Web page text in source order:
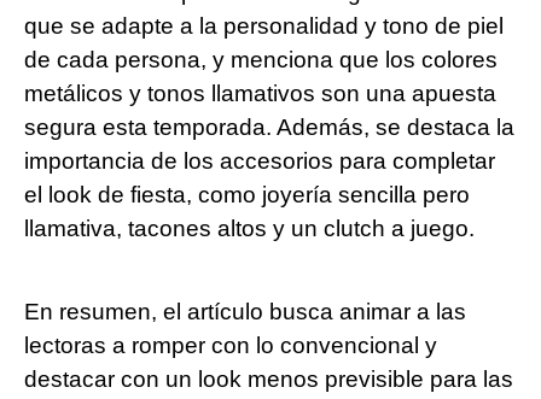
que se adapte a la personalidad y tono de piel
de cada persona, y menciona que los colores
metálicos y tonos llamativos son una apuesta
segura esta temporada. Además, se destaca la
importancia de los accesorios para completar
el look de fiesta, como joyería sencilla pero
llamativa, tacones altos y un clutch a juego.
En resumen, el artículo busca animar a las
lectoras a romper con lo convencional y
destacar con un look menos previsible para las